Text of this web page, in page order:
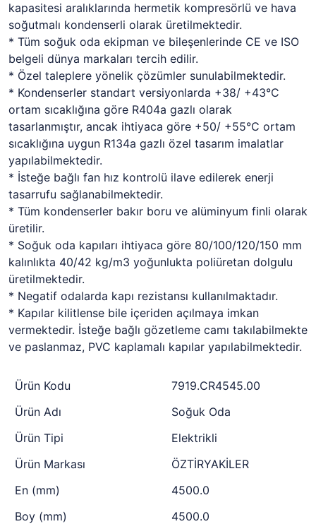
kapasitesi aralıklarında hermetik kompresörlü ve hava
soğutmalı kondenserli olarak üretilmektedir.
* Tüm soğuk oda ekipman ve bileşenlerinde CE ve ISO
belgeli dünya markaları tercih edilir.
* Özel taleplere yönelik çözümler sunulabilmektedir.
* Kondenserler standart versiyonlarda +38/ +43°C
ortam sıcaklığına göre R404a gazlı olarak
tasarlanmıştır, ancak ihtiyaca göre +50/ +55°C ortam
sıcaklığına uygun R134a gazlı özel tasarım imalatlar
yapılabilmektedir.
* İsteğe bağlı fan hız kontrolü ilave edilerek enerji
tasarrufu sağlanabilmektedir.
* Tüm kondenserler bakır boru ve alüminyum finli olarak
üretilir.
* Soğuk oda kapıları ihtiyaca göre 80/100/120/150 mm
kalınlıkta 40/42 kg/m3 yoğunlukta poliüretan dolgulu
üretilmektedir.
* Negatif odalarda kapı rezistansı kullanılmaktadır.
* Kapılar kilitlense bile içeriden açılmaya imkan
vermektedir. İsteğe bağlı gözetleme camı takılabilmekte
ve paslanmaz, PVC kaplamalı kapılar yapılabilmektedir.
Ürün Kodu
7919.CR4545.00
Ürün Adı
Soğuk Oda
Ürün Tipi
Elektrikli
Ürün Markası
ÖZTİRYAKİLER
En (mm)
4500.0
Boy (mm)
4500.0